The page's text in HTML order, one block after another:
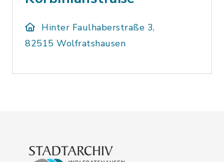
Hinter Faulhaberstraße 3,
82515 Wolfratshausen